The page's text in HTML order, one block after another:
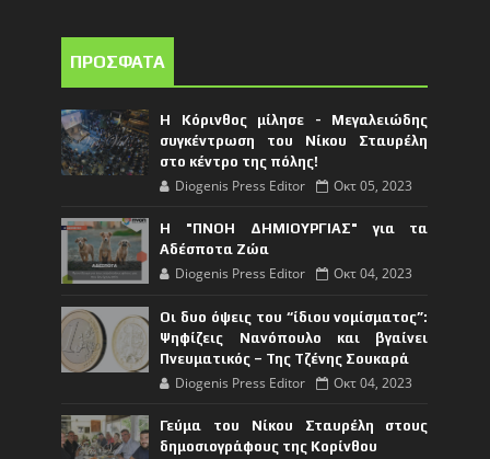
ΠΡΟΣΦΑΤΑ
Η Κόρινθος μίλησε - Μεγαλειώδης
συγκέντρωση του Νίκου Σταυρέλη
στο κέντρο της πόλης!
Diogenis Press Editor Οκτ 05, 2023
Η "ΠΝΟΗ ΔΗΜΙΟΥΡΓΙΑΣ" για τα
Αδέσποτα Ζώα
Diogenis Press Editor Οκτ 04, 2023
Οι δυο όψεις του “ίδιου νομίσματος”:
Ψηφίζεις Νανόπουλο και βγαίνει
Πνευματικός – Της Τζένης Σουκαρά
Diogenis Press Editor Οκτ 04, 2023
Γεύμα του Νίκου Σταυρέλη στους
δημοσιογράφους της Κορίνθου